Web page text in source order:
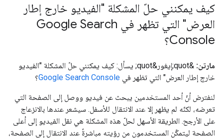
كيف يمكنني حلّ المشكلة "الفيديو خارج إطار
العرض" التي تظهر في Google Search
Console؟
مارتن:
&quot;إيغور&quot; يسأل: كيف يمكنني حلّ المشكلة "الفيديو
خارج إطار العرض" التي تظهر في Google Search Console؟
لنفترض أنّ أحد المستخدمين يبحث عن فيديو ووصل إلى الصفحة التي
تعرضه، لكنّه لم يظهر إلا عند الانتقال للأسفل. سيشعر عندها بالانزعاج
على الأرجح. الطريقة الأسهل لحلّ هذه المشكلة هي نقل الفيديو إلى أعلى
الصفحة ليتمكّن المستخدمون من رؤيته مباشرةً عند الانتقال إلى الصفحة،